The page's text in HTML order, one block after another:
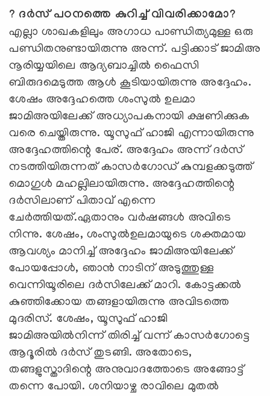
? ദര്‍സ് പഠനത്തെ കുറിച്ച് വിവരിക്കാമോ?
എല്ലാ ശാഖകളിലും അഗാധ പാണ്ഡിത്യമുള്ള ഒരു
പണ്ഡിതനുണ്ടായിരുന്നു അന്ന്. പട്ടിക്കാട് ജാമിഅ
നൂരിയ്യയിലെ ആദ്യബാച്ചില്‍ ഫൈസി
ബിരുദമെടുത്ത ആള്‍ കൂടിയായിരുന്നു അദ്ദേഹം.
ശേഷം അദ്ദേഹത്തെ ശംസുല്‍ ഉലമാ
ജാമിഅയിലേക്ക് അധ്യാപകനായി ക്ഷണിക്കുക
വരെ ചെയ്തിരുന്നു. യൂസുഫ് ഹാജി എന്നായിരുന്നു
അദ്ദേഹത്തിന്റെ പേര്. അദ്ദേഹം അന്ന് ദര്‍സ്
നടത്തിയിരുന്നത് കാസര്‍ഗോഡ് കുമ്പളക്കടുത്ത്
മൊഗുള്‍ മഹല്ലിലായിരുന്നു. അദ്ദേഹത്തിന്റെ
ദര്‍സിലാണ് പിതാവ് എന്നെ
ചേര്‍ത്തിയത്.ഏതാനും വര്‍ഷങ്ങള്‍ അവിടെ
നിന്നു. ശേഷം, ശംസുല്‍ഉലമായുടെ ശക്തമായ
ആവശ്യം മാനിച്ച് അദ്ദേഹം ജാമിഅയിലേക്ക്
പോയപ്പോള്‍, ഞാന്‍ നാടിന് അടുത്തുള്ള
വെന്നിയൂരിലെ ദര്‍സിലേക്ക് മാറി. കോട്ടക്കല്‍
കുഞ്ഞിക്കോയ തങ്ങളായിരുന്നു അവിടത്തെ
മുദരിസ്. ശേഷം, യൂസുഫ് ഹാജി
ജാമിഅയില്‍നിന്ന് തിരിച്ച് വന്ന് കാസര്‍ഗോട്ടെ
ആദൂരില്‍ ദര്‍സ് തുടങ്ങി. അതോടെ,
തങ്ങളുസ്താദിന്റെ അനുവാദത്തോടെ അങ്ങോട്ട്
തന്നെ പോയി. ശനിയാഴ്ച രാവിലെ മുതല്‍